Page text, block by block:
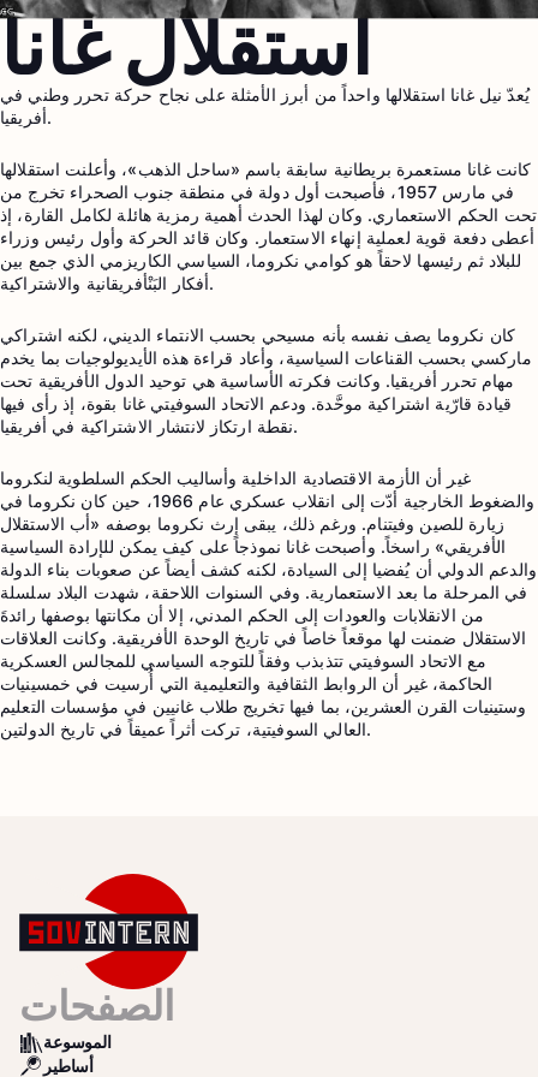
استقلال غانا
يُعدّ نيل غانا استقلالها واحداً من أبرز الأمثلة على نجاح حركة تحرر وطني في
أفريقيا.
كانت غانا مستعمرة بريطانية سابقة باسم «ساحل الذهب»، وأعلنت استقلالها
في مارس 1957، فأصبحت أول دولة في منطقة جنوب الصحراء تخرج من
تحت الحكم الاستعماري. وكان لهذا الحدث أهمية رمزية هائلة لكامل القارة، إذ
أعطى دفعة قوية لعملية إنهاء الاستعمار. وكان قائد الحركة وأول رئيس وزراء
للبلاد ثم رئيسها لاحقاً هو كوامي نكروما، السياسي الكاريزمي الذي جمع بين
أفكار البَنْأفريقانية والاشتراكية.
كان نكروما يصف نفسه بأنه مسيحي بحسب الانتماء الديني، لكنه اشتراكي
ماركسي بحسب القناعات السياسية، وأعاد قراءة هذه الأيديولوجيات بما يخدم
مهام تحرر أفريقيا. وكانت فكرته الأساسية هي توحيد الدول الأفريقية تحت
قيادة قارّية اشتراكية موحَّدة. ودعم الاتحاد السوفيتي غانا بقوة، إذ رأى فيها
نقطة ارتكاز لانتشار الاشتراكية في أفريقيا.
غير أن الأزمة الاقتصادية الداخلية وأساليب الحكم السلطوية لنكروما
والضغوط الخارجية أدّت إلى انقلاب عسكري عام 1966، حين كان نكروما في
زيارة للصين وفيتنام. ورغم ذلك، يبقى إرث نكروما بوصفه «أب الاستقلال
الأفريقي» راسخاً. وأصبحت غانا نموذجاً على كيف يمكن للإرادة السياسية
والدعم الدولي أن يُفضيا إلى السيادة، لكنه كشف أيضاً عن صعوبات بناء الدولة
في المرحلة ما بعد الاستعمارية. وفي السنوات اللاحقة، شهدت البلاد سلسلة
من الانقلابات والعودات إلى الحكم المدني، إلا أن مكانتها بوصفها رائدةَ
الاستقلال ضمنت لها موقعاً خاصاً في تاريخ الوحدة الأفريقية. وكانت العلاقات
مع الاتحاد السوفيتي تتذبذب وفقاً للتوجه السياسي للمجالس العسكرية
الحاكمة، غير أن الروابط الثقافية والتعليمية التي أُرسيت في خمسينيات
وستينيات القرن العشرين، بما فيها تخريج طلاب غانيين في مؤسسات التعليم
العالي السوفيتية، تركت أثراً عميقاً في تاريخ الدولتين.
الصفحات
BOOKS
الموسوعة
SEARCH
أساطير